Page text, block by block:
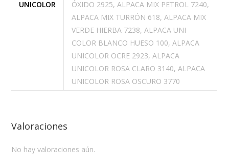
UNICOLOR
ÓXIDO 2925, ALPACA MIX PETROL 7240,
ALPACA MIX TURRÓN 618, ALPACA MIX
VERDE HIERBA 7238, ALPACA UNI
COLOR BLANCO HUESO 100, ALPACA
UNICOLOR OCRE 2923, ALPACA
UNICOLOR ROSA CLARO 3140, ALPACA
UNICOLOR ROSA OSCURO 3770
Valoraciones
No hay valoraciones aún.